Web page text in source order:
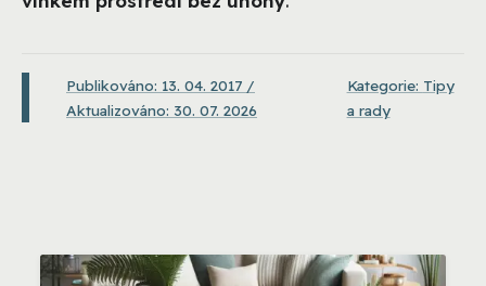
Publikováno: 13. 04. 2017 /
Aktualizováno: 30. 07. 2026
Kategorie: Tipy
a rady